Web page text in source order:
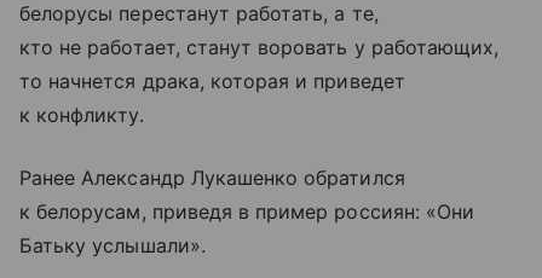
белорусы перестанут работать, а те,
кто не работает, станут воровать у работающих,
то начнется драка, которая и приведет
к конфликту.
Ранее Александр Лукашенко обратился
к белорусам, приведя в пример россиян: «Они
Батьку услышали».